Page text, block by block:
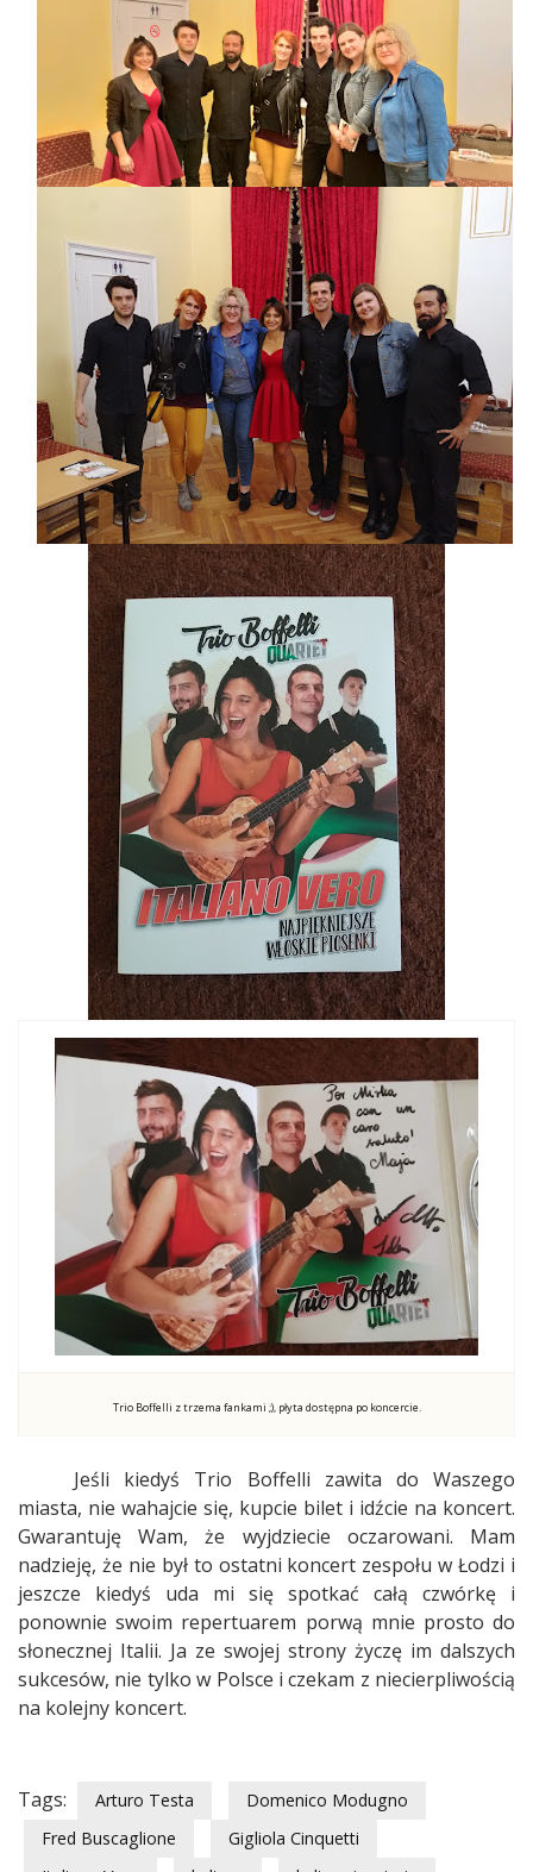
Trio Boffelli z trzema fankami ;), płyta dostępna po koncercie.
Jeśli kiedyś Trio Boffelli zawita do Waszego
miasta, nie wahajcie się, kupcie bilet i idźcie na koncert.
Gwarantuję Wam, że wyjdziecie oczarowani. Mam
nadzieję, że nie był to ostatni koncert zespołu w Łodzi i
jeszcze kiedyś uda mi się spotkać całą czwórkę i
ponownie swoim repertuarem porwą mnie prosto do
słonecznej Italii. Ja ze swojej strony życzę im dalszych
sukcesów, nie tylko w Polsce i czekam z niecierpliwością
na kolejny koncert.
Tags: Arturo Testa
Domenico Modugno
Fred Buscaglione
Gigliola Cinquetti